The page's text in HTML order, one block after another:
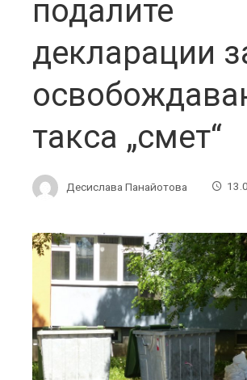
подалите
декларации
такса „смет“
Десислава Панайотова